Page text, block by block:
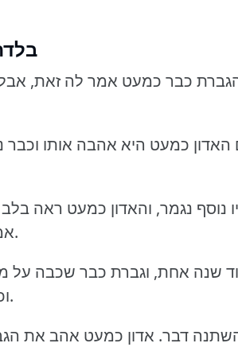
כבר כמעט אמר לה זאת,
כמעט היא אהבה אותו וכבר
נוסף נגמר, והאדון כמעט ראה
אמר את דבר אהבתו אל הגברת כבר.
שנה אחת, וגברת כבר שכבה
וכבר אבד, לגברת כבר ולאדון כמעט.
דבר. אדון כמעט אהב את